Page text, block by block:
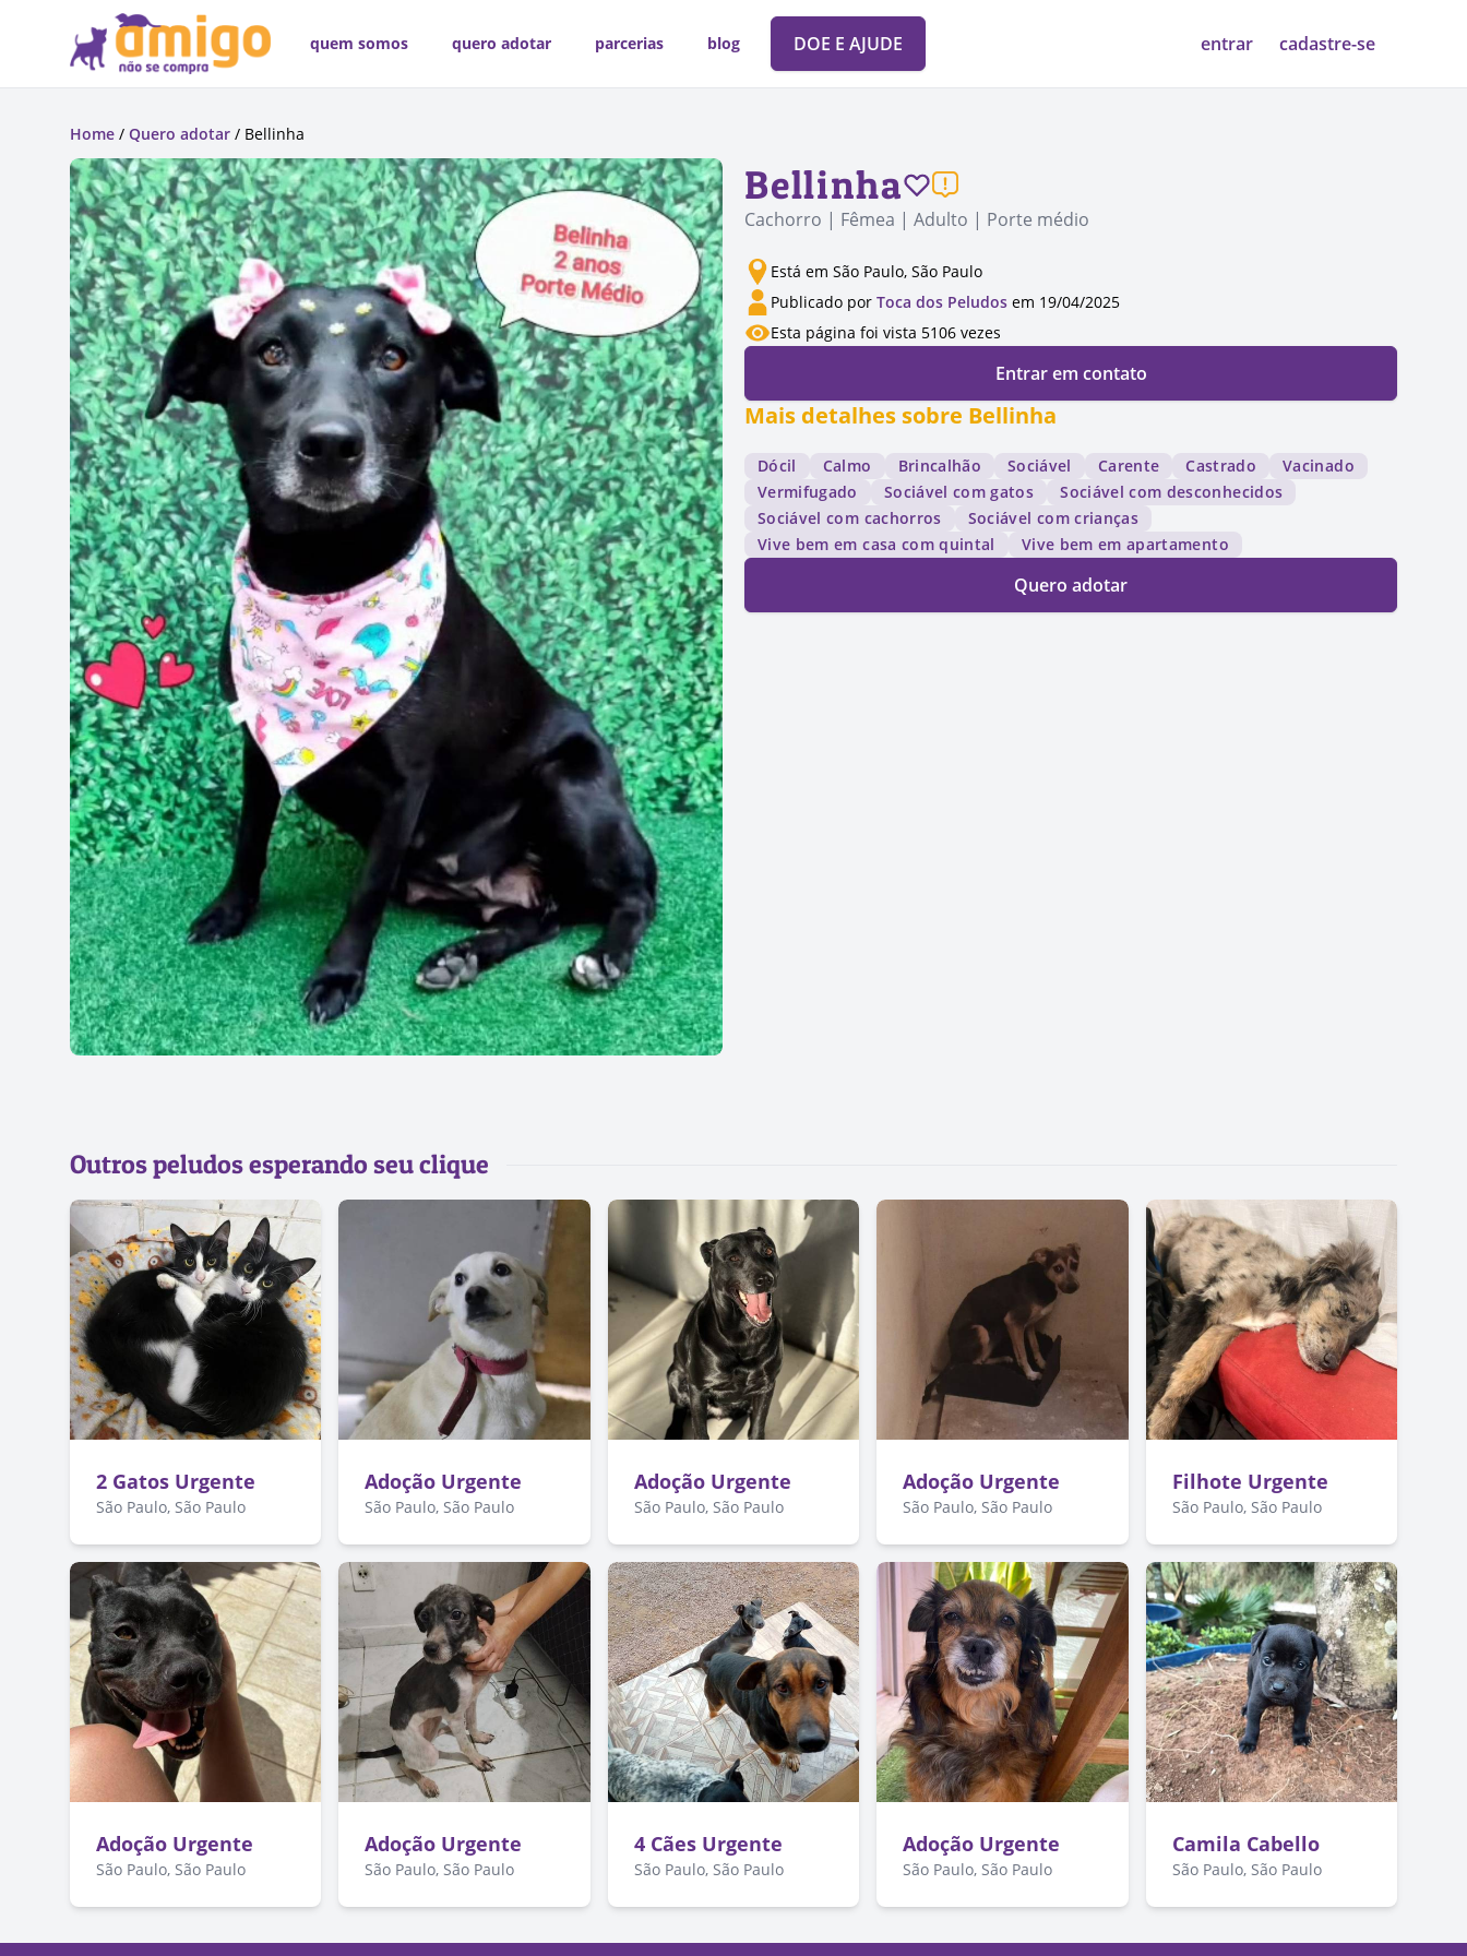
quem somos quero adotar parcerias blog DOE E AJUDE entrar cadastre-se
Home / Quero adotar / Bellinha
Bellinha
Cachorro | Fêmea | Adulto | Porte médio
Está em São Paulo, São Paulo
Publicado por Toca dos Peludos em 19/04/2025
Esta página foi vista 5106 vezes
Entrar em contato
Mais detalhes sobre Bellinha
Dócil Calmo Brincalhão Sociável Carente Castrado
Vacinado
Vermifugado
Sociável com gatos
Sociável com desconhecidos
Sociável com cachorros
Sociável com crianças
Vive bem em casa com quintal
Vive bem em apartamento
Quero adotar
Outros peludos esperando seu clique
2 Gatos Urgente
São Paulo, São Paulo
Adoção Urgente
São Paulo, São Paulo
Adoção Urgente
São Paulo, São Paulo
Adoção Urgente
São Paulo, São Paulo
Filhote Urgente
São Paulo, São Paulo
Adoção Urgente
São Paulo, São Paulo
Adoção Urgente
São Paulo, São Paulo
4 Cães Urgente
São Paulo, São Paulo
Adoção Urgente
São Paulo, São Paulo
Camila Cabello
São Paulo, São Paulo